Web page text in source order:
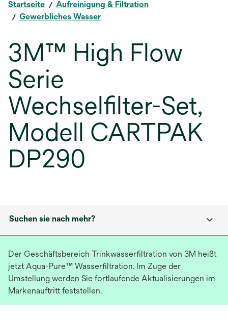
Startseite
Aufreinigung & Filtration
Gewerbliches Wasser
3M™ High Flow
Serie
Wechselfilter-Set,
Modell CARTPAK
DP290
Suchen sie nach mehr?
Der Geschäftsbereich Trinkwasserfiltration von 3M heißt
jetzt Aqua-Pure™ Wasserfiltration. Im Zuge der
Umstellung werden Sie fortlaufende Aktualisierungen im
Markenauftritt feststellen.